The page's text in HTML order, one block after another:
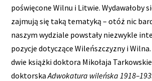
poświęcone Wilnu i Litwie. Wydawałoby
zajmują się taką tematyką – otóż nic
naszym wydziale powstały niezwykle
pozycje dotyczące Wileńszczyzny i
dwie książki doktora Mikołaja
doktorskaAdwokatura wileńska